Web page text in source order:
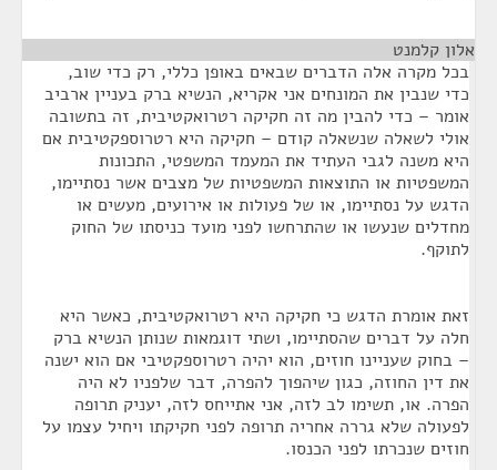
אלון קלמנט
בכל מקרה אלה הדברים שבאים באופן כללי, רק כדי שוב,
כדי שנבין את המונחים אני אקריא, הנשיא ברק בעניין ארביב
אומר – כדי להבין מה זה חקיקה רטרואקטיבית, זה בתשובה
אולי לשאלה שנשאלה קודם – חקיקה היא רטרוספקטיבית אם
היא משנה לגבי העתיד את המעמד המשפטי, התכונות
המשפטיות או התוצאות המשפטיות של מצבים אשר נסתיימו,
הדגש על נסתיימו, או של פעולות או אירועים, מעשים או
מחדלים שנעשו או שהתרחשו לפני מועד כניסתו של החוק
לתוקף.
זאת אומרת הדגש כי חקיקה היא רטרואקטיבית, כאשר היא
חלה על דברים שהסתיימו, ושתי דוגמאות שנותן הנשיא ברק
– בחוק שעניינו חוזים, הוא יהיה רטרוספקטיבי אם הוא ישנה
את דין החוזה, כגון שיהפוך להפרה, דבר שלפניו לא היה
הפרה. או, תשימו לב לזה, אני אתייחס לזה, יעניק תרופה
לפעולה שלא גררה אחריה תרופה לפני חקיקתו ויחיל עצמו על
חוזים שנכרתו לפני הכנסו.